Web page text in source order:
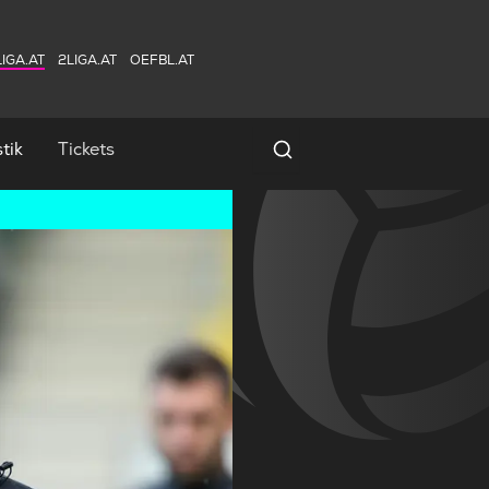
2LIGA.AT OEFBL.AT
Tickets Spielersuche